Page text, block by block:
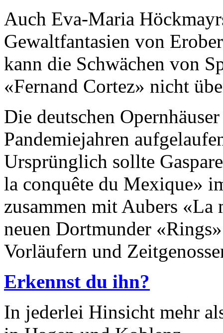
Auch Eva-Maria
Gewaltfantasien von
kann die Schwächen von
«Fernand Cortez» nicht
Die deutschen
Pandemiejahren
Ursprünglich sollte
la conquête du Mexique»
zusammen mit Aubers «La
neuen Dortmunder
Vorläufern und
Erkennst du ihn?
In jederlei Hinsicht mehr